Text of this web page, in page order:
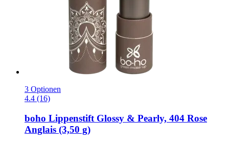
3 Optionen
4.4 (16)
boho Lippenstift Glossy & Pearly, 404 Rose
Anglais (3,50 g)